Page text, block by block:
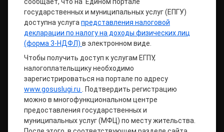
сообщает, что на Едином портале
государственных и муниципальных услуг (ЕПГУ)
доступна услугапредставления налоговой
декларации по налогу на доходы физических лиц
(форма 3-НДФЛ) в электронном виде.
Чтобы получить доступ к услугам ЕГПУ,
налогоплательщику необходимо
зарегистрироваться на портале по адресу
www.gosuslugi.ru . Подтвердить регистрацию
можно в многофункциональном центре
предоставления государственных и
муниципальных услуг (МФЦ) по месту жительства.